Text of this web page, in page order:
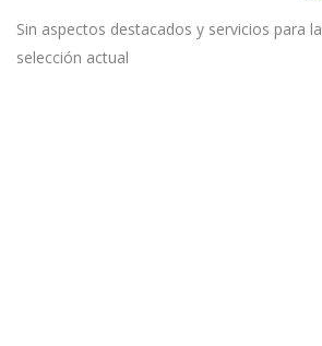
Sin aspectos destacados y servicios para la
selección actual